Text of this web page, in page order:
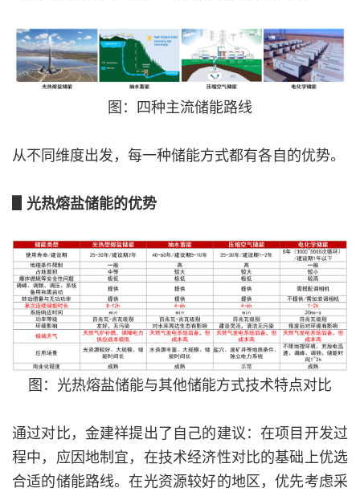
图：四种主流储能路线
从不同维度出发，每一种储能方式都有各自的优势。
▋光热熔盐储能的优势
图：光热熔盐储能与其他储能方式技术特点对比
通过对比，金建祥提出了自己的建议：在项目开发过
程中，应因地制宜，在技术经济性对比的基础上优选
合适的储能路线。在光资源较好的地区，优先考虑采